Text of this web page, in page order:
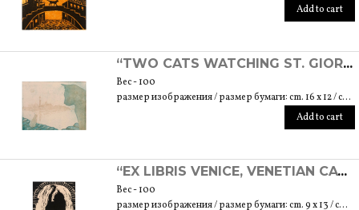
Add to cart
“TWO CATS WATCHING ST. GIORGIO'S ISLAND” - ГРАВИРОВКА
Вес - 100
размер изображения / размер бумаги: cm. 16 x 12 / cm. 22 x 20
Add to cart
“EX LIBRIS VENICE, VENETIAN CAT” - ЛИНОЛИТОГРАФИЯ
Вес - 100
размер изображения / размер бумаги: cm. 9 x 13 / cm. 23 x 17,5